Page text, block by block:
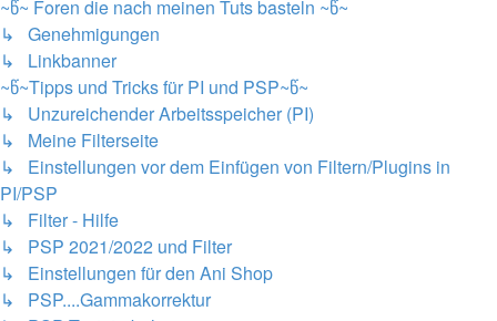
~წ~ Foren die nach meinen Tuts basteln ~წ~
↳ Genehmigungen
↳ Linkbanner
~წ~Tipps und Tricks für PI und PSP~წ~
↳ Unzureichender Arbeitsspeicher (PI)
↳ Meine Filterseite
↳ Einstellungen vor dem Einfügen von Filtern/Plugins in
PI/PSP
↳ Filter - Hilfe
↳ PSP 2021/2022 und Filter
↳ Einstellungen für den Ani Shop
↳ PSP....Gammakorrektur